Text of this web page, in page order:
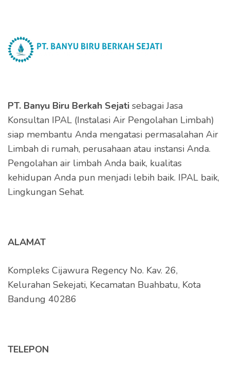
PT. Banyu Biru Berkah Sejati sebagai Jasa
Konsultan IPAL (Instalasi Air Pengolahan Limbah)
siap membantu Anda mengatasi permasalahan Air
Limbah di rumah, perusahaan atau instansi Anda.
Pengolahan air limbah Anda baik, kualitas
kehidupan Anda pun menjadi lebih baik. IPAL baik,
Lingkungan Sehat.
ALAMAT
Kompleks Cijawura Regency No. Kav. 26,
Kelurahan Sekejati, Kecamatan Buahbatu, Kota
Bandung 40286
TELEPON